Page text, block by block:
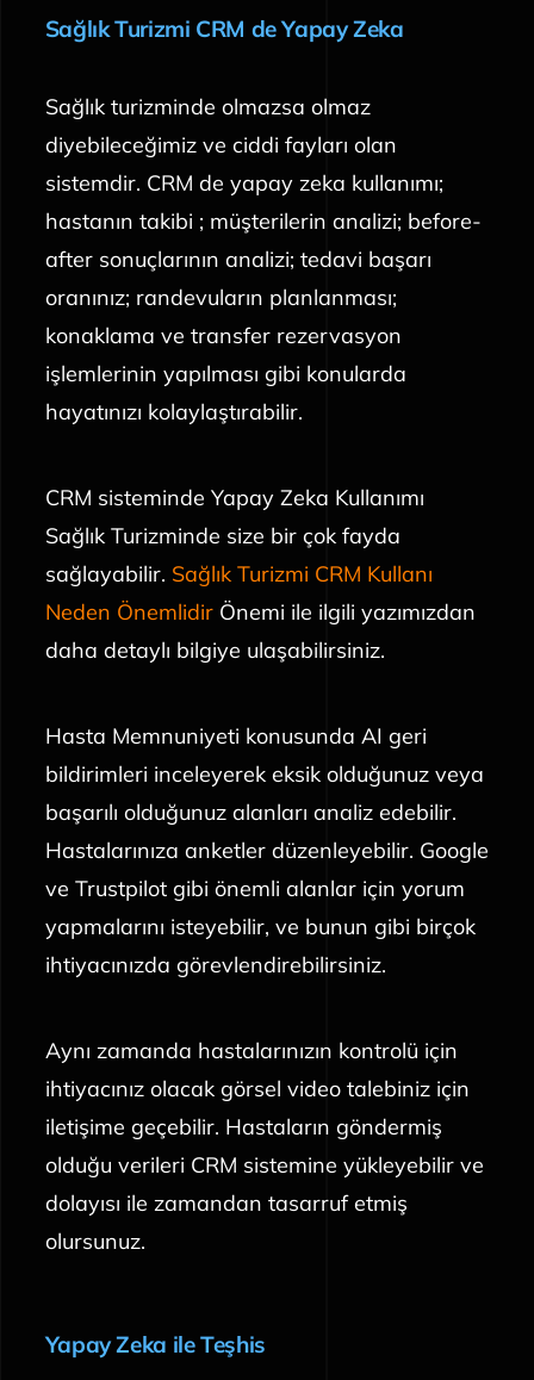
Sağlık Turizmi CRM de Yapay Zeka
Sağlık turizminde olmazsa olmaz
diyebileceğimiz ve ciddi fayları olan
sistemdir. CRM de yapay zeka kullanımı;
hastanın takibi ; müşterilerin analizi; before-
after sonuçlarının analizi; tedavi başarı
oranınız; randevuların planlanması;
konaklama ve transfer rezervasyon
işlemlerinin yapılması gibi konularda
hayatınızı kolaylaştırabilir.
CRM sisteminde Yapay Zeka Kullanımı
Sağlık Turizminde size bir çok fayda
sağlayabilir. Sağlık Turizmi CRM Kullanı
Neden ÖnemlidirÖnemi ile ilgili yazımızdan
daha detaylı bilgiye ulaşabilirsiniz.
Hasta Memnuniyeti konusunda AI geri
bildirimleri inceleyerek eksik olduğunuz veya
başarılı olduğunuz alanları analiz edebilir.
Hastalarınıza anketler düzenleyebilir. Google
ve Trustpilot gibi önemli alanlar için yorum
yapmalarını isteyebilir, ve bunun gibi birçok
ihtiyacınızda görevlendirebilirsiniz.
Aynı zamanda hastalarınızın kontrolü için
ihtiyacınız olacak görsel video talebiniz için
iletişime geçebilir. Hastaların göndermiş
olduğu verileri CRM sistemine yükleyebilir ve
dolayısı ile zamandan tasarruf etmiş
olursunuz.
Yapay Zeka ile Teşhis